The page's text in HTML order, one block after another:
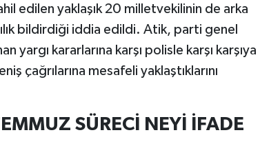
edilen yaklaşık 20 milletvekilinin de arka
bildirdiği iddia edildi. Atik, parti genel
yargı kararlarına karşı polisle karşı karşıya
çağrılarına mesafeli yaklaştıklarını
SÜRECİ NEYİ İFADE